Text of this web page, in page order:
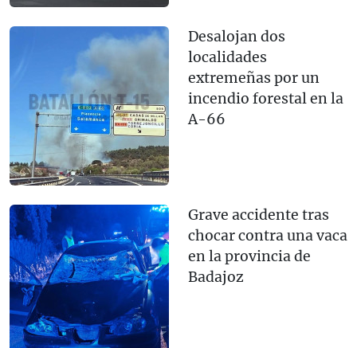
Desalojan dos
localidades
extremeñas por un
incendio forestal en la
A-66
Grave accidente tras
chocar contra una vaca
en la provincia de
Badajoz